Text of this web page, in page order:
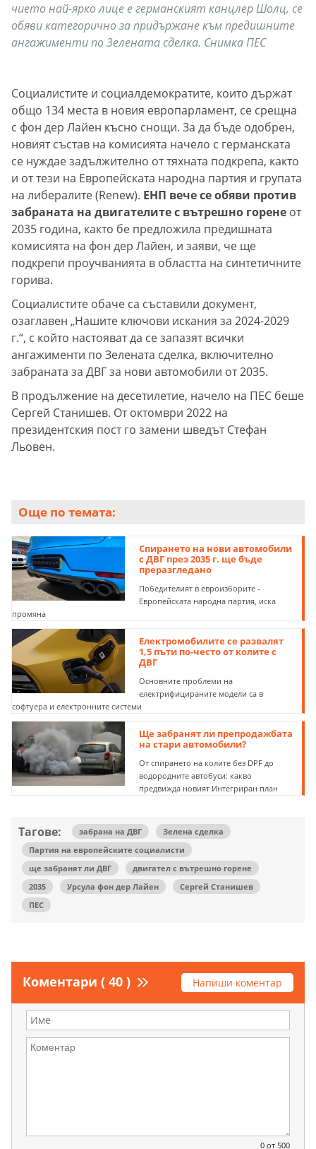
чието най-ярко лице е германският канцлер Шолц, се
обяви категорично за придържане към предишните
ангажименти по Зелената сделка. Снимка ПЕС
Социалистите и социалдемократите, които държат
общо 134 места в новия европарламент, се срещна
с фон дер Лайен късно снощи. За да бъде одобрен,
новият състав на комисията начело с германската
се нуждае задължително от тяхната подкрепа, както
и от тези на Европейската народна партия и групата
на либералите (Renew). ЕНП вече се обяви против
забраната на двигателите с вътрешно горене от
2035 година, както бе предложила предишната
комисията на фон дер Лайен, и заяви, че ще
подкрепи проучванията в областта на синтетичните
горива.
Социалистите обаче са съставили документ,
озаглавен „Нашите ключови искания за 2024-2029
г.“, с който настояват да се запазят всички
ангажименти по Зелената сделка, включително
забраната за ДВГ за нови автомобили от 2035.
В продължение на десетилетие, начело на ПЕС беше
Сергей Станишев. От октомври 2022 на
президентския пост го замени шведът Стефан
Льовен.
Още по темата:
Спирането на нови автомобили
с ДВГ през 2035 г. ще бъде
преразгледано
Победителият в евроизборите -
Европейската народна партия, иска
промяна
Електромобилите се развалят
1,5 пъти по-често от колите с
ДВГ
Основните проблеми на
електрифицираните модели са в
софтуера и електронните системи
Ще забранят ли препродажбата
на стари автомобили?
От спирането на колите без DPF до
водородните автобуси: какво
предвижда новият Интегриран план
Тагове: забрана на ДВГ
Зелена сделка
Партия на европейските социалисти
ще забранят ли ДВГ
двигател с вътрешно горене
2035
Урсула фон дер Лайен
Сергей Станишев
ПЕС
Коментари ( 40 ) Напиши коментар
0 от 500